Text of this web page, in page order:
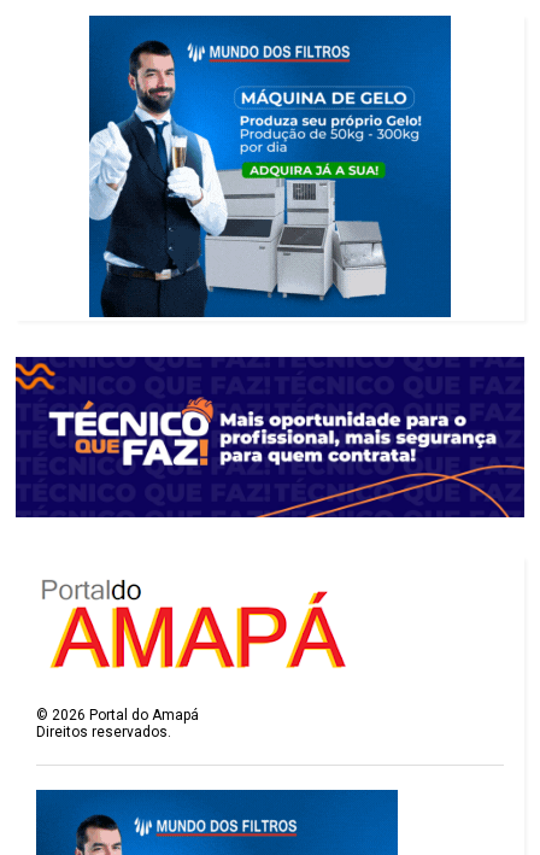
© 2026 Portal do Amapá
Direitos reservados.